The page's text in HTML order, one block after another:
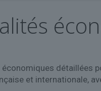
détaillées
et internationale,